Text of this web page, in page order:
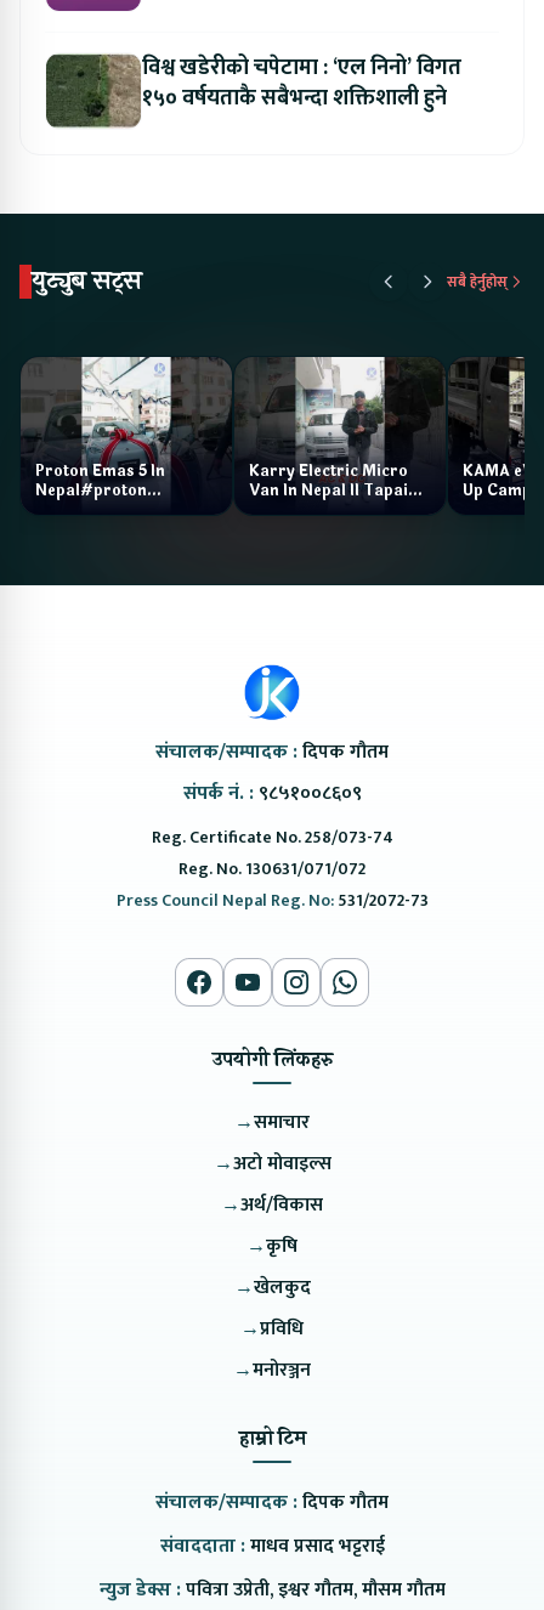
विश्व खडेरीको चपेटामा : ‘एल निनो’ विगत
१५० वर्षयताकै सबैभन्दा शक्तिशाली हुने
युट्युब सट्स सबै हेर्नुहोस्
Proton Emas 5 In
Nepal#proton
#protonemas5#protonnepal#evcarnepal
Karry Electric Micro
Van In Nepal II Tapaiko
Bazar II Jankari
KAMA eV
Up Camp
संचालक/सम्पादक :दिपक गौतम
संपर्क नं. : ९८५१००८६०९
Reg. Certificate No. 258/073-74
Reg. No. 130631/071/072
Press Council Nepal Reg. No:531/2072-73
उपयोगी लिंकहरु
→समाचार
→अटो मोवाइल्स
→अर्थ/विकास
→कृषि
→खेलकुद
→प्रविधि
→मनोरञ्जन
हाम्रो टिम
संचालक/सम्पादक :दिपक गौतम
संवाददाता :माधव प्रसाद भट्टराई
न्युज डेक्स :पवित्रा उप्रेती, इश्वर गौतम, मौसम गौतम